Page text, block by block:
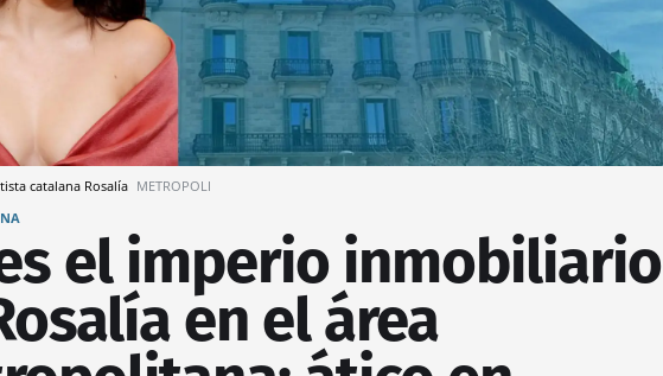
catalana Rosalía METROPOLI
el imperio inmobiliario
en el área